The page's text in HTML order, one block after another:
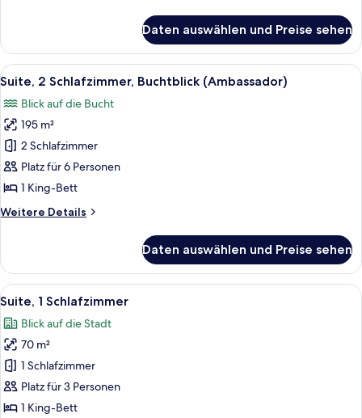
2 Schlafzimmer
(Ambassador)
Daten auswählen und Preise sehen
Alle
Fotos
für
Suite,
2 Schlafzimmer,
Buchtblick
(Ambassador)
Suite, 2 Schlafzimmer, Buchtblick
6
Suite, 2 Schlafzimmer, Buchtblick (Ambassador)
Blick auf die Bucht
195 m²
2 Schlafzimmer
Platz für 6 Personen
1 King-Bett
Weitere Details
Weitere
2 Schlafzimmer,
Buchtblick
(Ambassador)
Daten auswählen und Preise sehen
Alle
Fotos
für
Suite,
Schlafzimmer
anzeigen
Ein modernes Hotelzimmer mit Bett,
4
Suite, 1 Schlafzimmer
Blick auf die Stadt
70 m²
1 Schlafzimmer
Platz für 3 Personen
1 King-Bett